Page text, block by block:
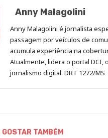
Anny Malagolini
Anny Malagolini é jornalista
passagem por veículos de
acumula experiência na
Atualmente, lidera o portal
jornalismo digital. DRT 1272/MS
GOSTAR TAMBÉM